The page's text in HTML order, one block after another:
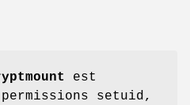
est
setuid,